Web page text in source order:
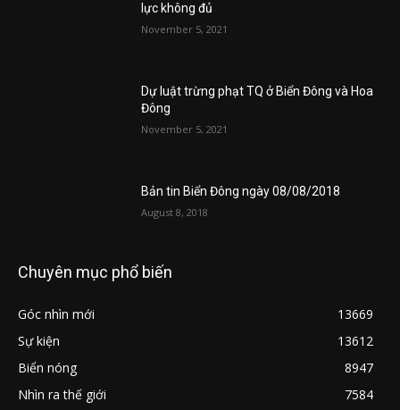
lực không đủ
November 5, 2021
Dự luật trừng phạt TQ ở Biển Đông và Hoa
Đông
November 5, 2021
Bản tin Biển Đông ngày 08/08/2018
August 8, 2018
Chuyên mục phổ biến
Góc nhìn mới
13669
Sự kiện
13612
Biển nóng
8947
Nhìn ra thế giới
7584